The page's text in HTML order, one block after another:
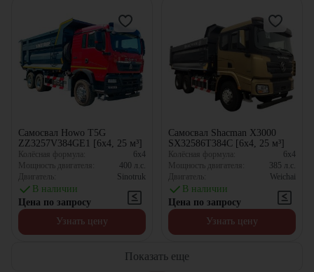
Самосвал Howo T5G
ZZ3257V384GE1 [6x4, 25 м³]
Колёсная формула:
6x4
Мощность двигателя:
400 л.с.
Двигатель:
Sinotruk
В наличии
Цена по запросу
Узнать цену
Самосвал Shacman X3000
SX32586T384C [6x4, 25 м³]
Колёсная формула:
6x4
Мощность двигателя:
385 л.с.
Двигатель:
Weichai
В наличии
Цена по запросу
Узнать цену
Показать еще